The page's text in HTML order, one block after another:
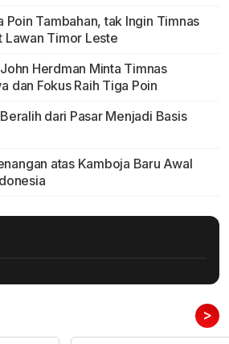
Tambahan, tak Ingin Timnas
Lawan Timor Leste
Herdman Minta Timnas
dan Fokus Raih Tiga Poin
dari Pasar Menjadi Basis
atas Kamboja Baru Awal
>